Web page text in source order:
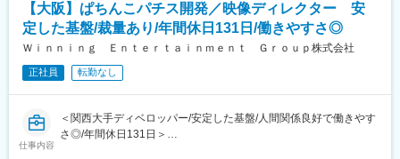
【大阪】ぱちんこパチス開発／映像ディレクター 安
定した基盤/裁量あり/年間休日131日/働きやすさ◎
Ｗｉｎｎｉｎｇ Ｅｎｔｅｒｔａｉｎｍｅｎｔ Ｇｒｏｕｐ株式会社
正社員 転勤なし
仕事内容
＜関西大手ディベロッパー/安定した基盤/人間関係良好で働きやす
さ◎/年間休日131日＞